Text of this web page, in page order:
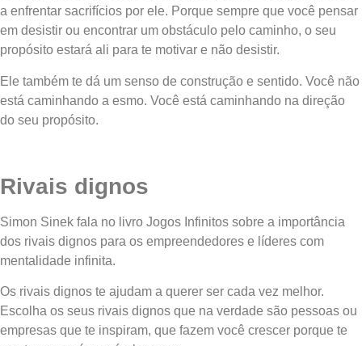
a enfrentar sacrifícios por ele. Porque sempre que você pensar
em desistir ou encontrar um obstáculo pelo caminho, o seu
propósito estará ali para te motivar e não desistir.
Ele também te dá um senso de construção e sentido. Você não
está caminhando a esmo. Você está caminhando na direção
do seu propósito.
Rivais dignos
Simon Sinek fala no livro Jogos Infinitos sobre a importância
dos rivais dignos para os empreendedores e líderes com
mentalidade infinita.
Os rivais dignos te ajudam a querer ser cada vez melhor.
Escolha os seus rivais dignos que na verdade são pessoas ou
empresas que te inspiram, que fazem você crescer porque te